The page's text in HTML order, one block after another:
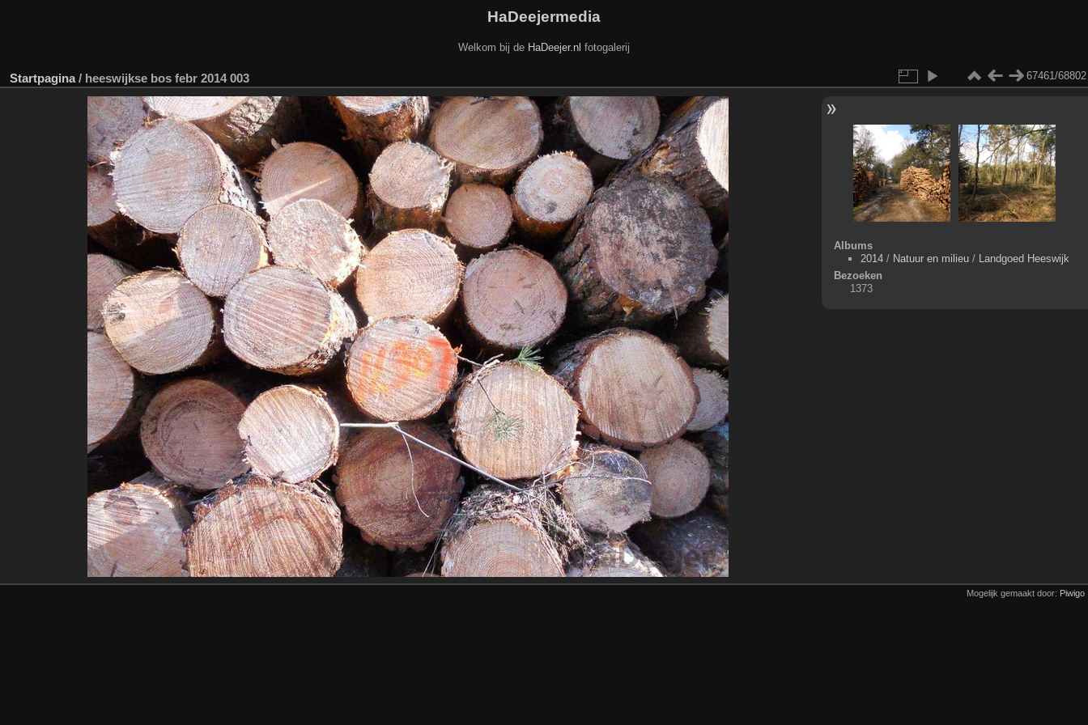
HaDeejermedia
Welkom bij de HaDeejer.nl fotogalerij
Startpagina/ heeswijkse bos febr 2014 003 67461/68802
Albums
2014/ Natuur en milieu/ Landgoed Heeswijk
Bezoeken
1373
Mogelijk gemaakt door: Piwigo